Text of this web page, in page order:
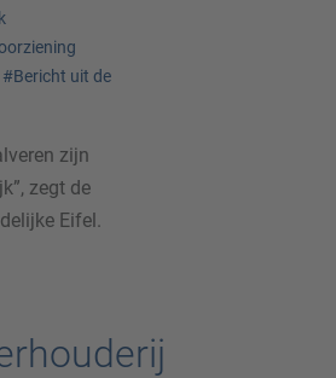
#Bericht uit de
zijn
zegt de
Eifel.